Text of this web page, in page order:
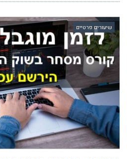
שיעורים פרטיים